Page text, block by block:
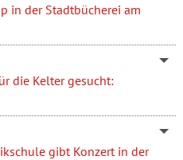
in der Stadtbücherei am
die Kelter gesucht:
gibt Konzert in der